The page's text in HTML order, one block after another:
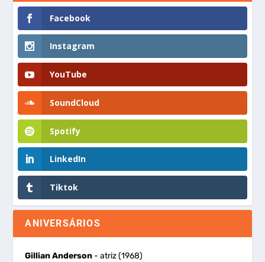
Facebook
Instagram
YouTube
SoundCloud
Spotify
LinkedIn
Tiktok
ANIVERSÁRIOS
Gillian Anderson - atriz (1968)